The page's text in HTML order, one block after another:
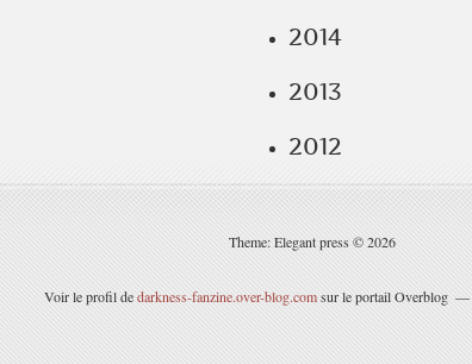
2014
2013
2012
Theme: Elegant press © 2026
Voir le profil dedarkness-fanzine.over-blog.comsur le portail Overblog